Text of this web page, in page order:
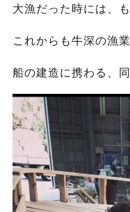
大漁だった時には、
これからも牛深の漁
船の建造に携わる、